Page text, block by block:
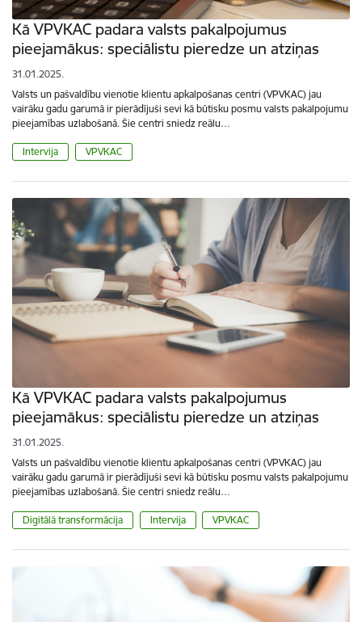
Kā VPVKAC padara valsts pakalpojumus
pieejamākus: speciālistu pieredze un atziņas
31.01.2025.
Valsts un pašvaldību vienotie klientu apkalpošanas centri (VPVKAC) jau
vairāku gadu garumā ir pierādījuši sevi kā būtisku posmu valsts pakalpojumu
pieejamības uzlabošanā. Šie centri sniedz reālu…
Intervija VPVKAC
Kā VPVKAC padara valsts pakalpojumus
pieejamākus: speciālistu pieredze un atziņas
31.01.2025.
Valsts un pašvaldību vienotie klientu apkalpošanas centri (VPVKAC) jau
vairāku gadu garumā ir pierādījuši sevi kā būtisku posmu valsts pakalpojumu
pieejamības uzlabošanā. Šie centri sniedz reālu…
Digitālā transformācija Intervija VPVKAC